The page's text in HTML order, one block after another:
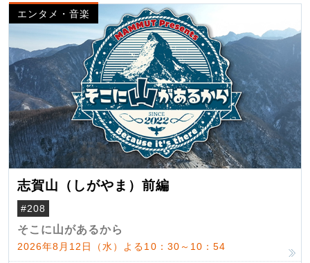
エンタメ・音楽
志賀山（しがやま）前編
#208
そこに山があるから
2026年8月12日（水）よる10：30～10：54